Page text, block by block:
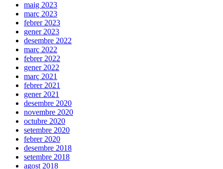
maig 2023
març 2023
febrer 2023
gener 2023
desembre 2022
març 2022
febrer 2022
gener 2022
març 2021
febrer 2021
gener 2021
desembre 2020
novembre 2020
octubre 2020
setembre 2020
febrer 2020
desembre 2018
setembre 2018
agost 2018